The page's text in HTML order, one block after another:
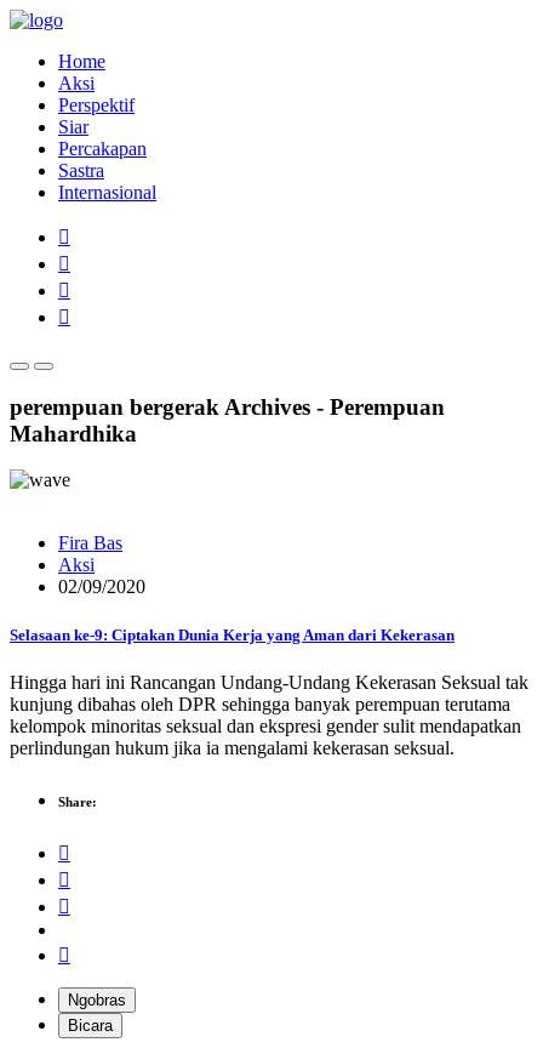
Home
Aksi
Perspektif
Siar
Percakapan
Sastra
Internasional
perempuan bergerak Archives - Perempuan
Mahardhika
Fira Bas
Aksi
02/09/2020
Selasaan ke-9: Ciptakan Dunia Kerja yang Aman dari Kekerasan
Hingga hari ini Rancangan Undang-Undang Kekerasan Seksual tak
kunjung dibahas oleh DPR sehingga banyak perempuan terutama
kelompok minoritas seksual dan ekspresi gender sulit mendapatkan
perlindungan hukum jika ia mengalami kekerasan seksual.
Share:
Ngobras
Bicara